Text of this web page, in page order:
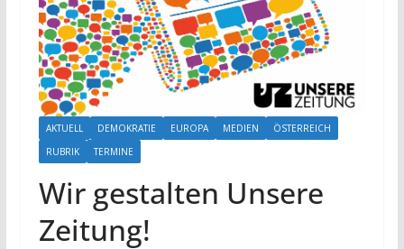
AKTUELL DEMOKRATIE EUROPA MEDIEN
ÖSTERREICH
RUBRIK
TERMINE
Wir gestalten Unsere
Zeitung!